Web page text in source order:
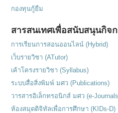
กองทุนกู้ยืม
สารสนเทศเพื่อสนับสนุนกิจ
การเรียนการสอนออนไลน์ (Hybrid)
เว็บรายวิชา (ATutor)
เค้าโครงรายวิชา (Syllabus)
ระบบสื่อสิ่งพิมพ์ มศว (Publications)
วารสารอิเล็กทรอนิกส์ มศว (e-
ห้องสมุดดิจิทัลเพื่อการศึกษา (KIDs-D)